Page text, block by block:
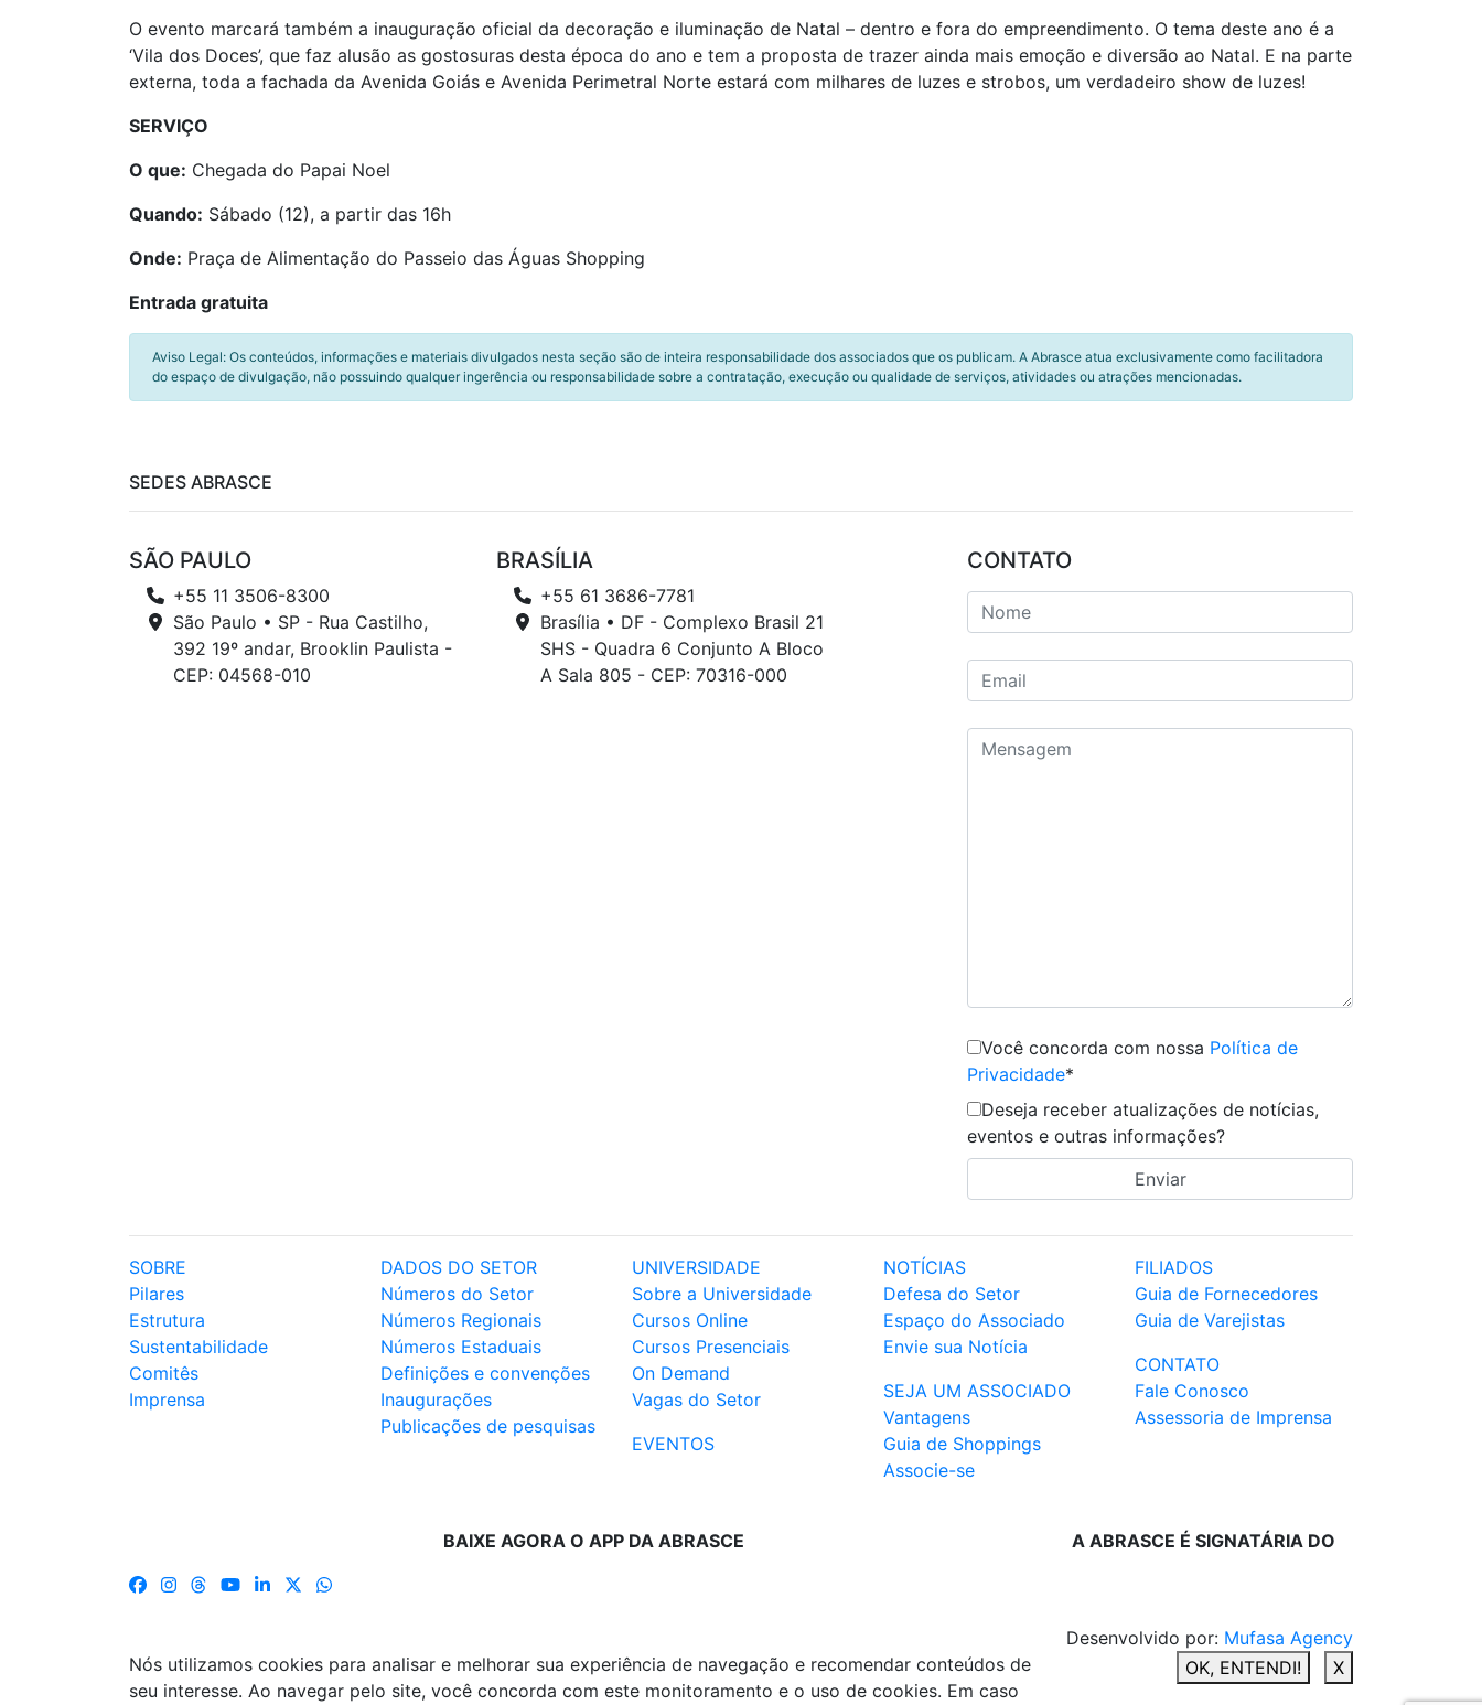
O evento marcará também a inauguração oficial da decoração e iluminação de Natal – dentro e fora do empreendimento. O tema deste ano é a
‘Vila dos Doces’, que faz alusão as gostosuras desta época do ano e tem a proposta de trazer ainda mais emoção e diversão ao Natal. E na parte
externa, toda a fachada da Avenida Goiás e Avenida Perimetral Norte estará com milhares de luzes e strobos, um verdadeiro show de luzes!
SERVIÇO
O que: Chegada do Papai Noel
Quando: Sábado (12), a partir das 16h
Onde: Praça de Alimentação do Passeio das Águas Shopping
Entrada gratuita
Aviso Legal: Os conteúdos, informações e materiais divulgados nesta seção são de inteira responsabilidade dos associados que os publicam. A Abrasce atua exclusivamente como facilitadora
do espaço de divulgação, não possuindo qualquer ingerência ou responsabilidade sobre a contratação, execução ou qualidade de serviços, atividades ou atrações mencionadas.
SEDES ABRASCE
SÃO PAULO
+55 11 3506-8300
São Paulo • SP - Rua Castilho,
392 19º andar, Brooklin Paulista -
CEP: 04568-010
BRASÍLIA
+55 61 3686-7781
Brasília • DF - Complexo Brasil 21
SHS - Quadra 6 Conjunto A Bloco
A Sala 805 - CEP: 70316-000
CONTATO
Você concorda com nossa Política de
Privacidade*
Deseja receber atualizações de notícias,
eventos e outras informações?
SOBRE
Pilares
Estrutura
Sustentabilidade
Comitês
Imprensa
DADOS DO SETOR
Números do Setor
Números Regionais
Números Estaduais
Definições e convenções
Inaugurações
Publicações de pesquisas
UNIVERSIDADE
Sobre a Universidade
Cursos Online
Cursos Presenciais
On Demand
Vagas do Setor
EVENTOS
NOTÍCIAS
Defesa do Setor
Espaço do Associado
Envie sua Notícia
SEJA UM ASSOCIADO
Vantagens
Guia de Shoppings
Associe-se
FILIADOS
Guia de Fornecedores
Guia de Varejistas
CONTATO
Fale Conosco
Assessoria de Imprensa
BAIXE AGORA O APP DA ABRASCE A ABRASCE É SIGNATÁRIA DO
Desenvolvido por: Mufasa Agency
Nós utilizamos cookies para analisar e melhorar sua experiência de navegação e recomendar conteúdos de
seu interesse. Ao navegar pelo site, você concorda com este monitoramento e o uso de cookies. Em caso
OK, ENTENDI! X